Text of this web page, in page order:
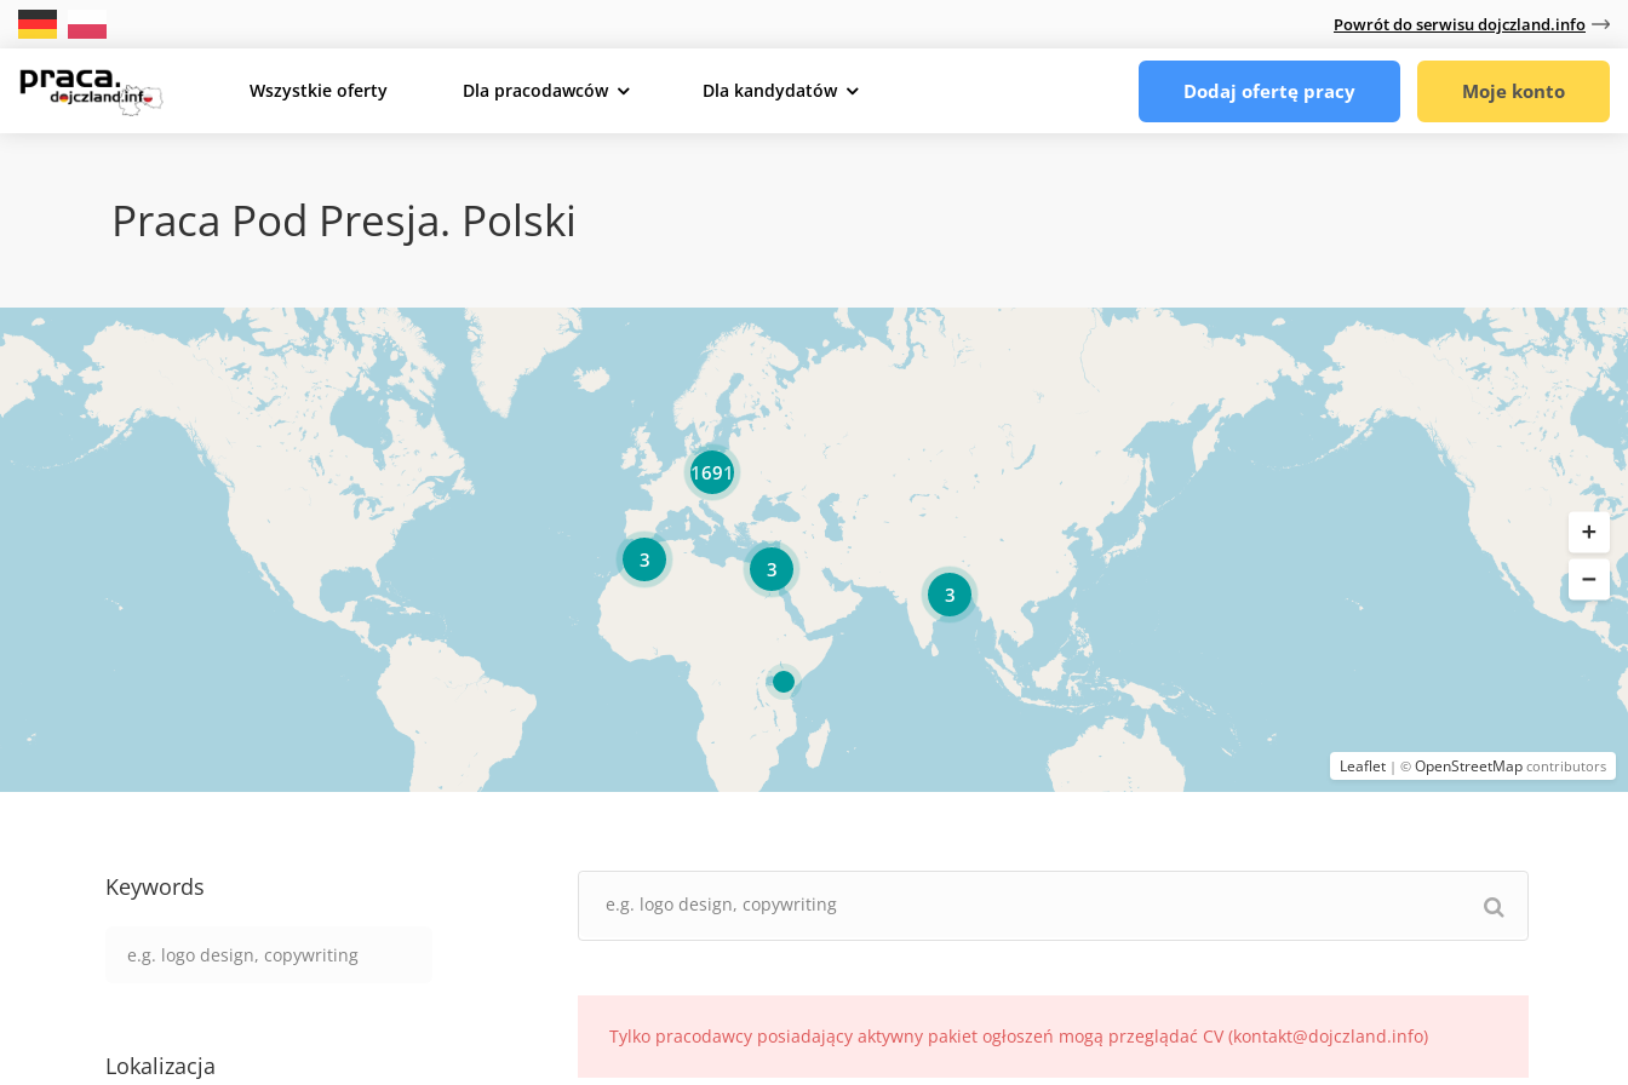
Powrót do serwisu dojczland.info
Wszystkie oferty Dla pracodawców Dla kandydatów Dodaj ofertę pracy Moje konto
Praca Pod Presja. Polski
3
3
3
1691
Leaflet | © OpenStreetMap contributors
Keywords
Lokalizacja
Tylko pracodawcy posiadający aktywny pakiet ogłoszeń mogą przeglądać CV (kontakt@dojczland.info)